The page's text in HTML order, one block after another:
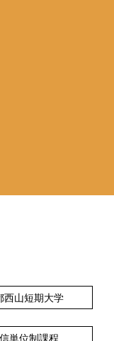
西山短期大学
単位制課程